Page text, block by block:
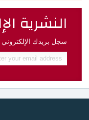
النشرية
سجل بريدك الإلكتروني